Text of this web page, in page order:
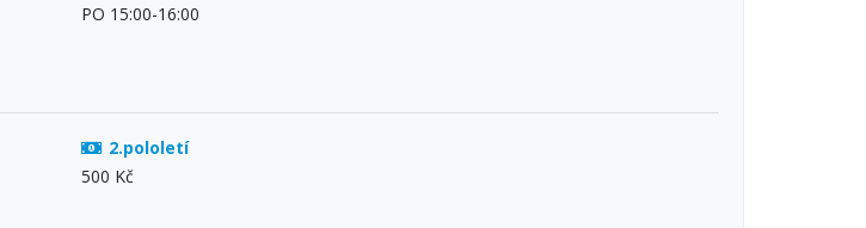
PO 15:00-16:00
2.pololetí
500 Kč